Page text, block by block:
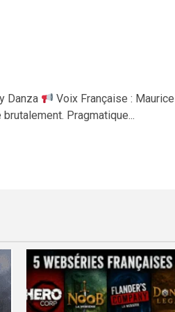
Danza
Voix Française :
Pragmatique...